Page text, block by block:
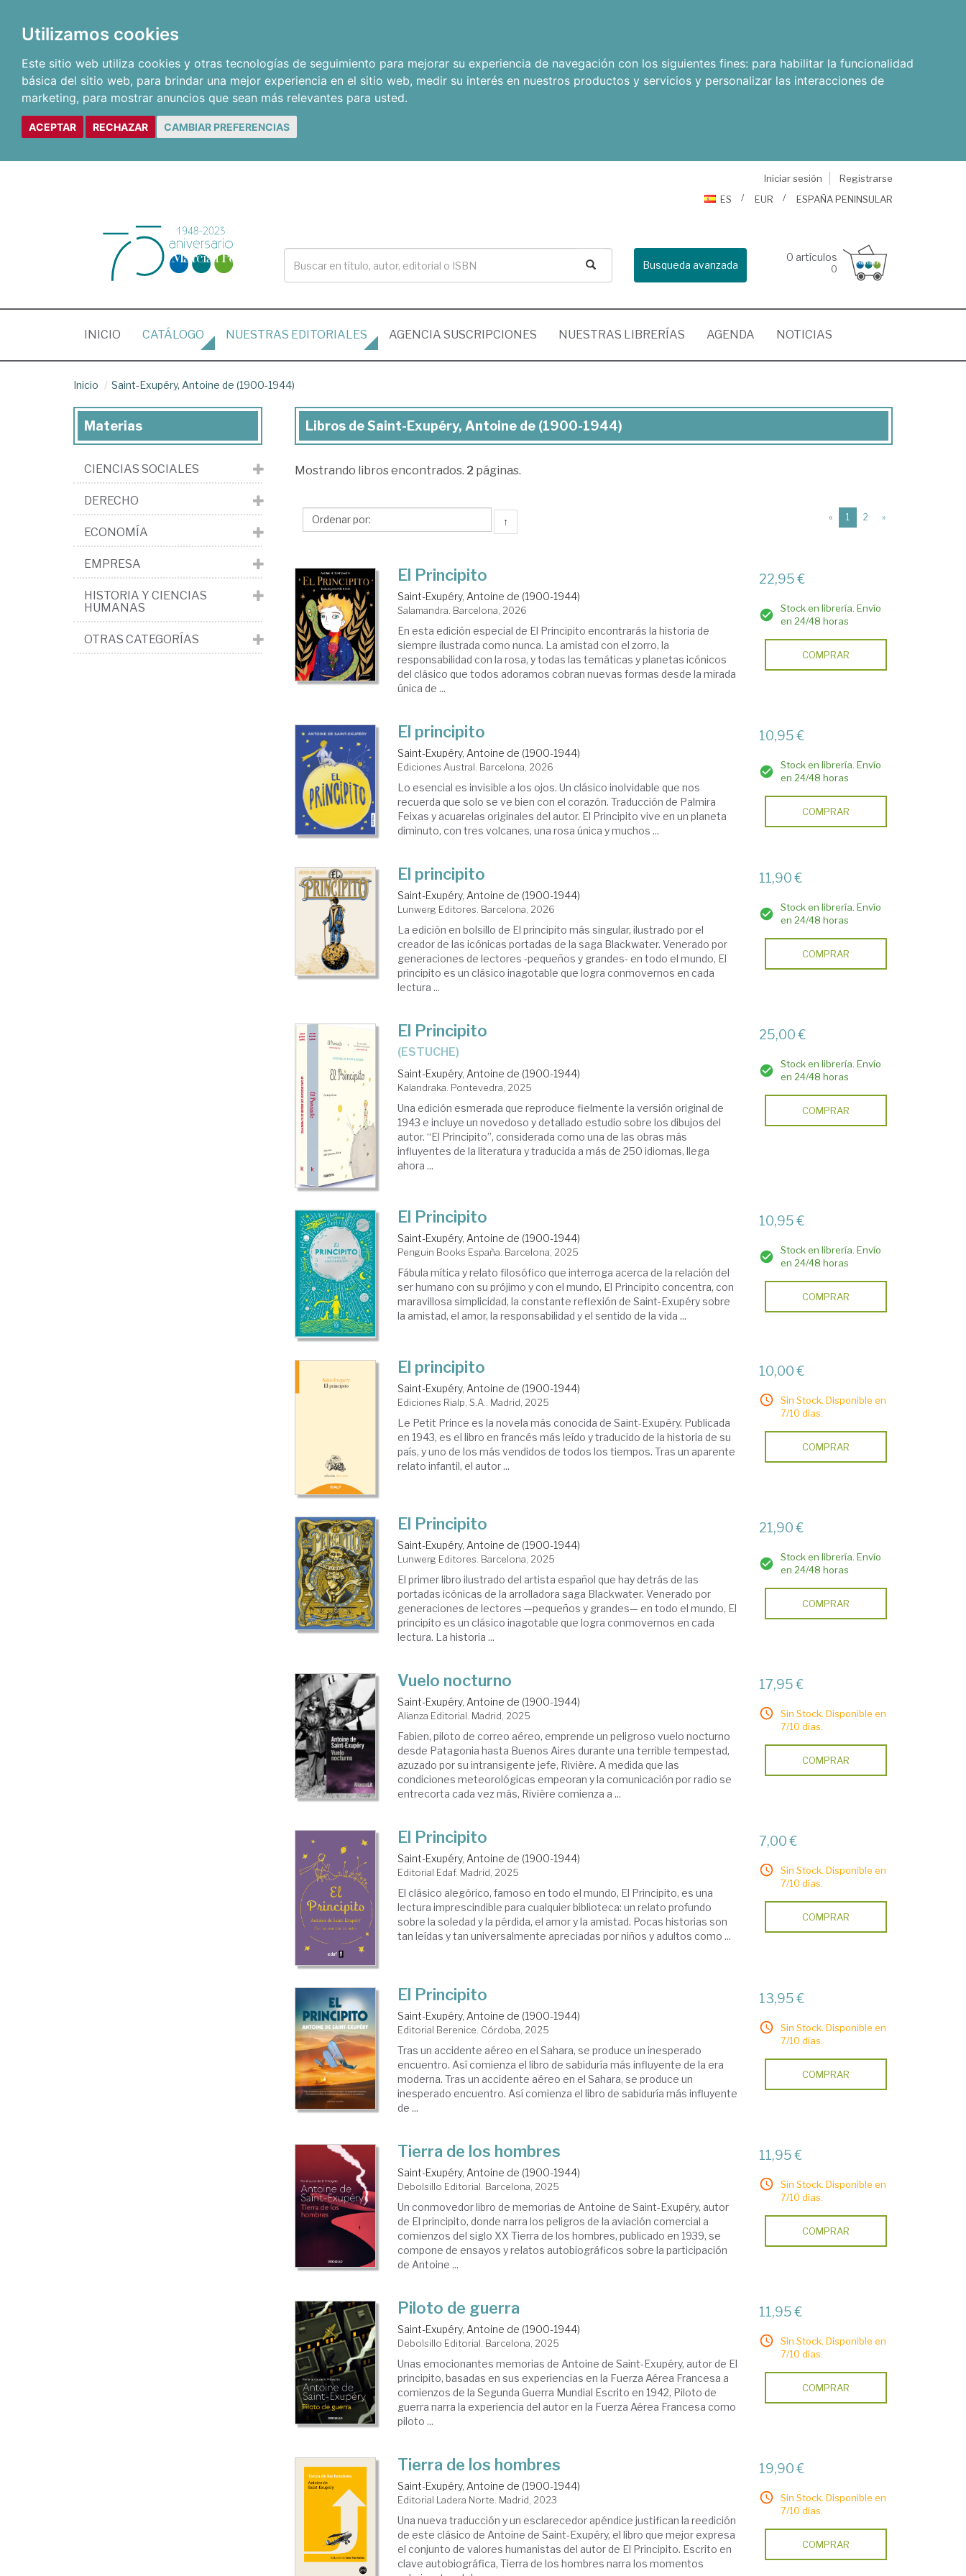
Utilizamos cookies
Este sitio web utiliza cookies y otras tecnologías de seguimiento para mejorar su experiencia de navegación con los siguientes fines: para habilitar la funcionalidad
básica del sitio web, para brindar una mejor experiencia en el sitio web, medir su interés en nuestros productos y servicios y personalizar las interacciones de
marketing, para mostrar anuncios que sean más relevantes para usted.
ACEPTAR RECHAZAR CAMBIAR PREFERENCIAS
Iniciar sesión
Registrarse
ES
EUR ESPAÑA PENINSULAR
Busqueda avanzada
0 artículos
0
INICIO (CURRENT)
CATÁLOGO NUESTRAS EDITORIALES AGENCIA SUSCRIPCIONES NUESTRAS LIBRERÍAS AGENDA NOTICIAS
Inicio Saint-Exupéry, Antoine de (1900-1944)
Libros
Saint-
Antoine
(1900-
1944)
Libros de Saint-Exupéry, Antoine de (1900-1944)
Mostrando libros encontrados. 2 páginas.
↑ « 1 (current)
2 »
El Principito
Saint-Exupéry, Antoine de (1900-1944)
Salamandra. Barcelona, 2026
En esta edición especial de El Principito encontrarás la historia de
siempre ilustrada como nunca. La amistad con el zorro, la
responsabilidad con la rosa, y todas las temáticas y planetas icónicos
del clásico que todos adoramos cobran nuevas formas desde la mirada
única de ...
22,95 €
Stock en librería. Envío
en 24/48 horas
COMPRAR
El principito
Saint-Exupéry, Antoine de (1900-1944)
Ediciones Austral. Barcelona, 2026
Lo esencial es invisible a los ojos. Un clásico inolvidable que nos
recuerda que solo se ve bien con el corazón. Traducción de Palmira
Feixas y acuarelas originales del autor. El Principito vive en un planeta
diminuto, con tres volcanes, una rosa única y muchos ...
10,95 €
Stock en librería. Envío
en 24/48 horas
COMPRAR
El principito
Saint-Exupéry, Antoine de (1900-1944)
Lunwerg Editores. Barcelona, 2026
La edición en bolsillo de El principito más singular, ilustrado por el
creador de las icónicas portadas de la saga Blackwater. Venerado por
generaciones de lectores -pequeños y grandes- en todo el mundo, El
principito es un clásico inagotable que logra conmovernos en cada
lectura ...
11,90 €
Stock en librería. Envío
en 24/48 horas
COMPRAR
El Principito
(ESTUCHE)
Saint-Exupéry, Antoine de (1900-1944)
Kalandraka. Pontevedra, 2025
Una edición esmerada que reproduce fielmente la versión original de
1943 e incluye un novedoso y detallado estudio sobre los dibujos del
autor. “El Principito”, considerada como una de las obras más
influyentes de la literatura y traducida a más de 250 idiomas, llega
ahora ...
25,00 €
Stock en librería. Envío
en 24/48 horas
COMPRAR
El Principito
Saint-Exupéry, Antoine de (1900-1944)
Penguin Books España. Barcelona, 2025
Fábula mítica y relato filosófico que interroga acerca de la relación del
ser humano con su prójimo y con el mundo, El Principito concentra, con
maravillosa simplicidad, la constante reflexión de Saint-Exupéry sobre
la amistad, el amor, la responsabilidad y el sentido de la vida ...
10,95 €
Stock en librería. Envío
en 24/48 horas
COMPRAR
El principito
Saint-Exupéry, Antoine de (1900-1944)
Ediciones Rialp, S.A.. Madrid, 2025
Le Petit Prince es la novela más conocida de Saint-Exupéry. Publicada
en 1943, es el libro en francés más leído y traducido de la historia de su
país, y uno de los más vendidos de todos los tiempos. Tras un aparente
relato infantil, el autor ...
10,00 €
Sin Stock. Disponible en
7/10 días.
COMPRAR
El Principito
Saint-Exupéry, Antoine de (1900-1944)
Lunwerg Editores. Barcelona, 2025
El primer libro ilustrado del artista español que hay detrás de las
portadas icónicas de la arrolladora saga Blackwater. Venerado por
generaciones de lectores —pequeños y grandes— en todo el mundo, El
principito es un clásico inagotable que logra conmovernos en cada
lectura. La historia ...
21,90 €
Stock en librería. Envío
en 24/48 horas
COMPRAR
Vuelo nocturno
Saint-Exupéry, Antoine de (1900-1944)
Alianza Editorial. Madrid, 2025
Fabien, piloto de correo aéreo, emprende un peligroso vuelo nocturno
desde Patagonia hasta Buenos Aires durante una terrible tempestad,
azuzado por su intransigente jefe, Rivière. A medida que las
condiciones meteorológicas empeoran y la comunicación por radio se
entrecorta cada vez más, Rivière comienza a ...
17,95 €
Sin Stock. Disponible en
7/10 días.
COMPRAR
El Principito
Saint-Exupéry, Antoine de (1900-1944)
Editorial Edaf. Madrid, 2025
El clásico alegórico, famoso en todo el mundo, El Principito, es una
lectura imprescindible para cualquier biblioteca: un relato profundo
sobre la soledad y la pérdida, el amor y la amistad. Pocas historias son
tan leídas y tan universalmente apreciadas por niños y adultos como ...
7,00 €
Sin Stock. Disponible en
7/10 días.
COMPRAR
El Principito
Saint-Exupéry, Antoine de (1900-1944)
Editorial Berenice. Córdoba, 2025
Tras un accidente aéreo en el Sahara, se produce un inesperado
encuentro. Así comienza el libro de sabiduría más influyente de la era
moderna. Tras un accidente aéreo en el Sahara, se produce un
inesperado encuentro. Así comienza el libro de sabiduría más influyente
de ...
13,95 €
Sin Stock. Disponible en
7/10 días.
COMPRAR
Tierra de los hombres
Saint-Exupéry, Antoine de (1900-1944)
Debolsillo Editorial. Barcelona, 2025
Un conmovedor libro de memorias de Antoine de Saint-Exupéry, autor
de El principito, donde narra los peligros de la aviación comercial a
comienzos del siglo XX Tierra de los hombres, publicado en 1939, se
compone de ensayos y relatos autobiográficos sobre la participación
de Antoine ...
11,95 €
Sin Stock. Disponible en
7/10 días.
COMPRAR
Piloto de guerra
Saint-Exupéry, Antoine de (1900-1944)
Debolsillo Editorial. Barcelona, 2025
Unas emocionantes memorias de Antoine de Saint-Exupéry, autor de El
principito, basadas en sus experiencias en la Fuerza Aérea Francesa a
comienzos de la Segunda Guerra Mundial Escrito en 1942, Piloto de
guerra narra la experiencia del autor en la Fuerza Aérea Francesa como
piloto ...
11,95 €
Sin Stock. Disponible en
7/10 días.
COMPRAR
Tierra de los hombres
Saint-Exupéry, Antoine de (1900-1944)
Editorial Ladera Norte. Madrid, 2023
Una nueva traducción y un esclarecedor apéndice justifican la reedición
de este clásico de Antoine de Saint-Exupéry, el libro que mejor expresa
el conjunto de valores humanistas del autor de El Principito. Escrito en
clave autobiográfica, Tierra de los hombres narra los momentos
19,90 €
Sin Stock. Disponible en
7/10 días.
COMPRAR
Materias
CIENCIAS SOCIALES
DERECHO
ECONOMÍA
EMPRESA
HISTORIA Y CIENCIAS
HUMANAS
OTRAS CATEGORÍAS